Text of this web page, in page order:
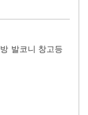
발코니 창고등